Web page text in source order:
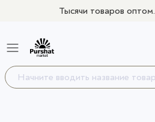
Тысячи товаров оптом.